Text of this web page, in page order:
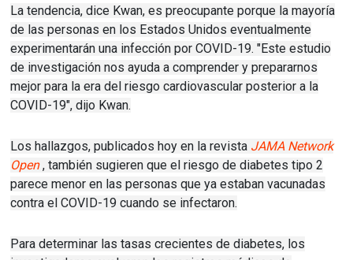
La tendencia, dice Kwan, es preocupante porque la mayoría
de las personas en los Estados Unidos eventualmente
experimentarán una infección por COVID-19."Este estudio
de investigación nos ayuda a comprender y prepararnos
mejor para la era del riesgo cardiovascular posterior a la
COVID-19", dijo Kwan.
Los hallazgos, publicados hoy en la revista JAMA Network
Open, también sugieren que el riesgo de diabetes tipo 2
parece menor en las personas que ya estaban vacunadas
contra el COVID-19 cuando se infectaron.
Para determinar las tasas crecientes de diabetes, los